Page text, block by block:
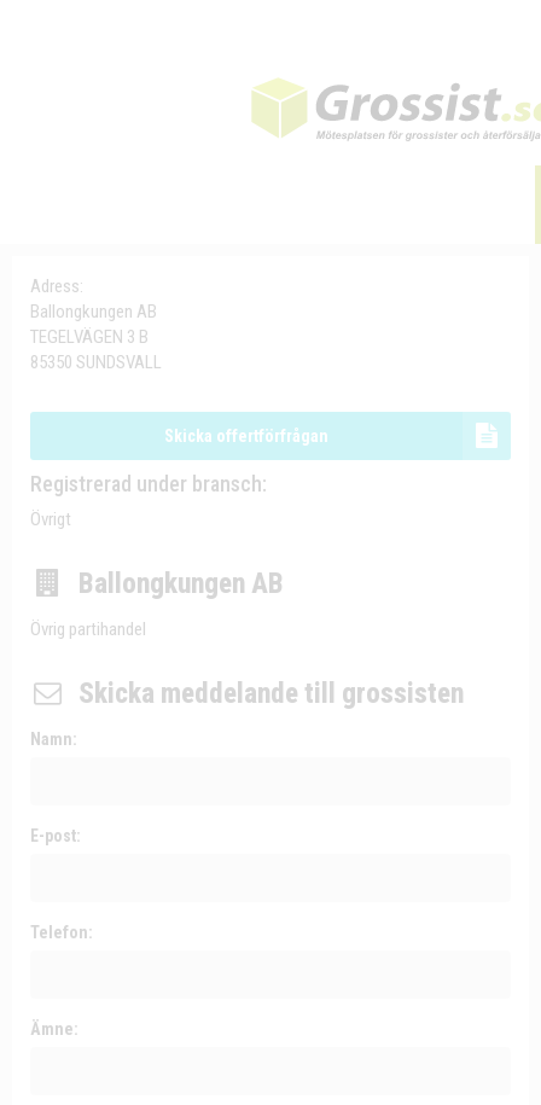
Adress:
Ballongkungen AB
TEGELVÄGEN 3 B
85350 SUNDSVALL
Skicka offertförfrågan
Registrerad under bransch:
Övrigt
Ballongkungen AB
Övrig partihandel
Skicka meddelande till grossisten
Namn:
E-post:
Telefon:
Ämne: